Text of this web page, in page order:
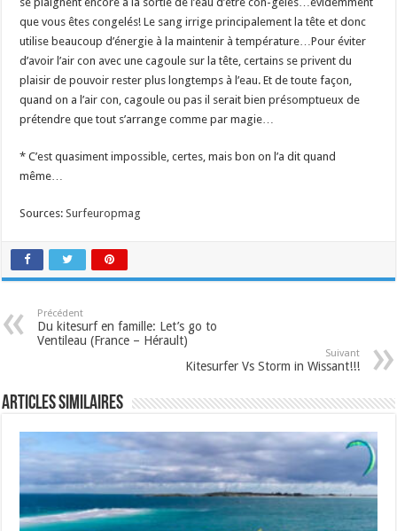
que vous êtes congelés! Le sang irrige principalement la tête et donc
utilise beaucoup d’énergie à la maintenir à température…Pour éviter
d’avoir l’air con avec une cagoule sur la tête, certains se privent du
plaisir de pouvoir rester plus longtemps à l’eau. Et de toute façon,
quand on a l’air con, cagoule ou pas il serait bien présomptueux de
prétendre que tout s’arrange comme par magie…
* C’est quasiment impossible, certes, mais bon on l’a dit quand
même…
Sources:Surfeuropmag
Précédent
Du kitesurf en famille: Let’s go to
Ventileau (France – Hérault)
Suivant
Kitesurfer Vs Storm in Wissant!!!
Articles similaires